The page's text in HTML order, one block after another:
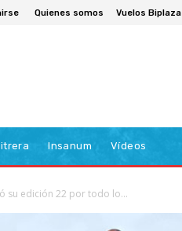
Quienes somos Vuelos Biplaza
Insanum Vídeos
su edición 22 por todo lo...